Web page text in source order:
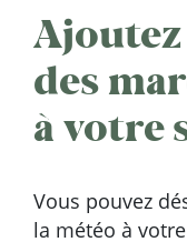
des
à votre
Vous pouvez
la météo à